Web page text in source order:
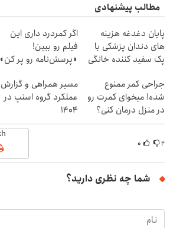
مطالب پیشنهادی
پایان دغدغه هزینه
های دندان پزشکی با
پک سفید کننده خانگی
اگر کمردرد داری این
فیلم رو ببین!
◗پرسش‌نامه رو پر کن◖
جراحی کمر ممنوع
شده! میخوای کمرت رو
در منزل درمان کنی؟
((پرسش‌نامه))
مسیر همراهی و گزارش
عملکرد گروه اسنپ در
۱۴۰۴
۲ ۰
شما چه نظری دارید؟